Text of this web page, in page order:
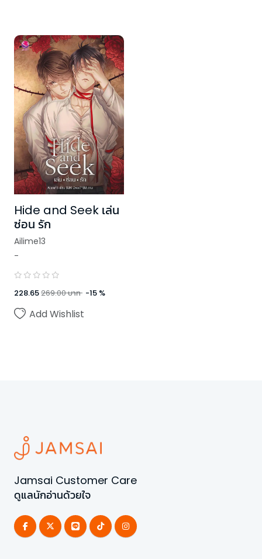
Hide and Seek เล่น
ซ่อน รัก
Ailime13
-
228.65269.00บาท -15 %
Add Wishlist
Jamsai Customer Care
ดูแลนักอ่านด้วยใจ